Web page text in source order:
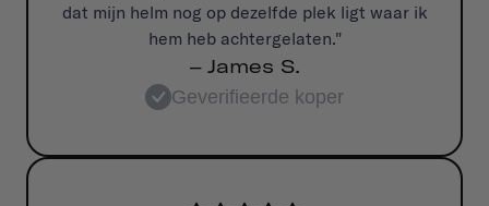
dat mijn helm nog op dezelfde plek ligt waar ik
hem heb achtergelaten."
– James S.
Geverifieerde koper